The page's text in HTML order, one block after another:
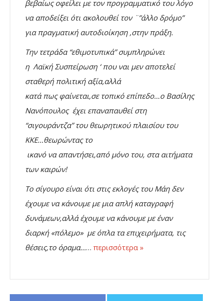
βεβαίως οφείλει με τον προγραμματικό του λόγο
να αποδείξει ότι ακολουθεί τον ¨”άλλο δρόμο”
για πραγματική αυτοδιοίκηση ,στην πράξη.
Την τετράδα “εθιμοτυπικά” συμπληρώνει
η Λαϊκή Συσπείρωση ‘ που ναι μεν αποτελεί
σταθερή πολιτική αξία,αλλά
κατά πως φαίνεται,σε τοπικό επίπεδο…ο Βασίλης
Νανόπουλος έχει επαναπαυθεί στη
“σιγουράντζα” του θεωρητικού πλαισίου του
ΚΚΕ…θεωρώντας το
ικανό να απαντήσει,από μόνο του, στα αιτήματα
των καιρών!
Το σίγουρο είναι ότι στις εκλογές του Μάη δεν
έχουμε να κάνουμε με μια απλή καταγραφή
δυνάμεων,αλλά έχουμε να κάνουμε με έναν
διαρκή «πόλεμο» με όπλα τα επιχειρήματα, τις
θέσεις,το όραμα…… περισσότερα »